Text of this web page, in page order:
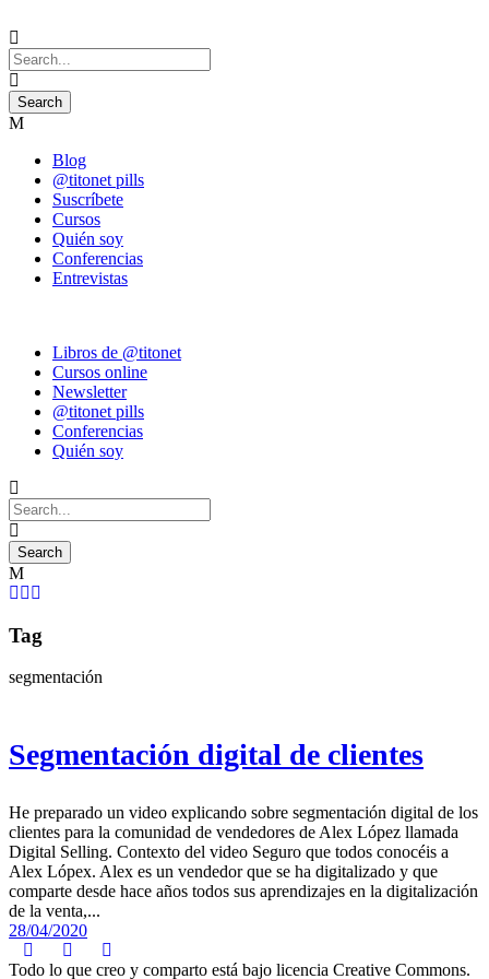
Blog
@titonet pills
Suscríbete
Cursos
Quién soy
Conferencias
Entrevistas
Libros de @titonet
Cursos online
Newsletter
@titonet pills
Conferencias
Quién soy
Tag
segmentación
Segmentación digital de clientes
He preparado un video explicando sobre segmentación digital de los
clientes para la comunidad de vendedores de Alex López llamada
Digital Selling. Contexto del video Seguro que todos conocéis a
Alex Lópex. Alex es un vendedor que se ha digitalizado y que
comparte desde hace años todos sus aprendizajes en la digitalización
de la venta,...
28/04/2020
Todo lo que creo y comparto está bajo licencia Creative Commons.